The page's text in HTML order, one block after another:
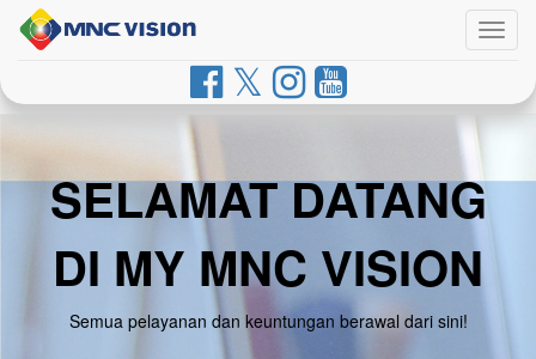
SELAMAT DATANG
DI MY MNC VISION
Semua pelayanan dan keuntungan berawal dari sini!